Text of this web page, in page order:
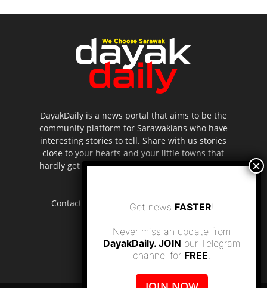
DayakDaily is a news portal that aims to be the
community platform for Sarawakians who have
interesting stories to tell. Share with us stories
close to your hearts and your little towns that
hardly get to be highlighted in the mainstream
Contact us: editor.dayakdaily@gmail.com
Get news FASTER!
Never miss an update from
DayakDaily. JOIN our Telegram
channel for FREE.